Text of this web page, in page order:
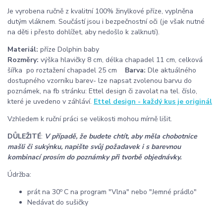
Je vyrobena ručně z kvalitní 100% žinylkové příze, vyplněna
dutým vláknem. Součástí jsou i bezpečnostní oči (je však nutné
na děti i přesto dohlížet, aby nedošlo k zalknutí).
Materiál: příze Dolphin baby
Rozměry: výška hlavičky 8 cm, délka chapadel 11 cm, celková
šířka po roztažení chapadel 25 cm Barva: Dle aktuálného
dostupného vzorníku barev- lze napsat zvolenou barvu do
poznámek, na fb stránku: Ettel design či zavolat na tel. číslo,
které je uvedeno v záhláví. Ettel design - každý kus je originál
Vzhledem k ruční práci se velikosti mohou mírně lišit.
DŮLEŽITÉ: V případě, že budete chtít, aby měla chobotnice
mašli či sukýnku, napište svůj požadavek i s barevnou
kombinací prosím do poznámky při tvorbě objednávky.
Údržba:
prát na 30o C na program "Vlna" nebo "Jemné prádlo"
Nedávat do sušičky